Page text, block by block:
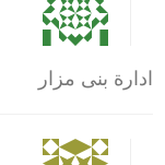
ادارة بنى مزار